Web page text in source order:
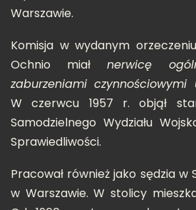
Warszawie.
Komisja w wydanym
Ochnio miał nerwicę
zaburzeniami czynnościowymi
W czerwcu 1957 r. objął
Samodzielnego Wydziału
Sprawiedliwości.
Pracował również jako sędzia w
w Warszawie. W stolicy